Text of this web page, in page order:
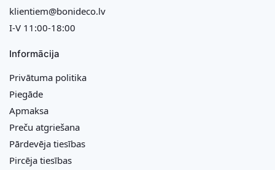
klientiem@bonideco.lv
I-V 11:00-18:00
Informācija
Privātuma politika
Piegāde
Apmaksa
Preču atgriešana
Pārdevēja tiesības
Pircēja tiesības